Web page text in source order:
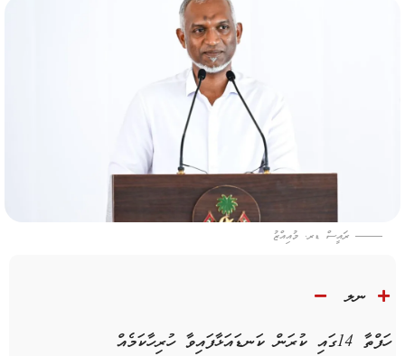
ރައީސް ޑރ. މުއިއްޒު
ނލ
ހަފްތާ 14ގައި ކުރަން ކަނޑައަޅާފައިވާ ހުރިހާކަމެއް